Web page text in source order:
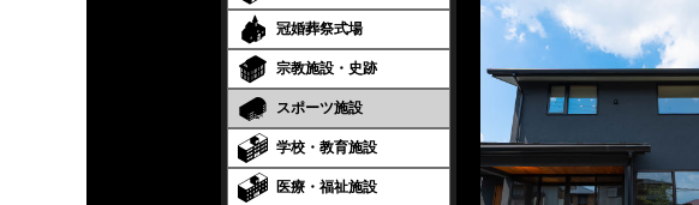
冠婚葬祭式場
宗教施設・史跡
スポーツ施設
学校・教育施設
医療・福祉施設